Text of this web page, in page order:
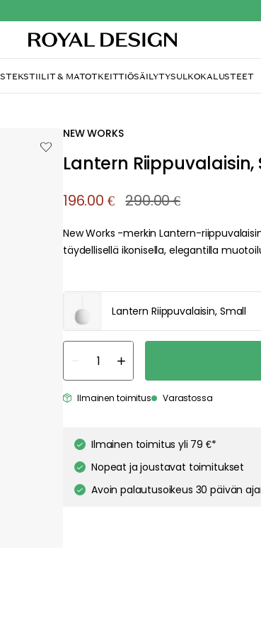
TEKSTIILIT & MATOTKEITTIÖSÄILYTYSULKOKALUSTEET
NEW WORKS
Lantern Riippuvalaisin,
196.00 € 290.00 €
New Works -merkin Lantern-
täydellisellä ikonisella, elegantilla
Lantern Riippuvalaisin, Small
Ilmainen toimitus Varastossa
Ilmainen toimitus yli 79 €*
Nopeat ja joustavat toimitukset
Avoin palautusoikeus 30 päivän
content and ads, and to analyze our traffic. You have
essential cookies while using our site. However, blocking
Our privacy policy
Accept All Cookies
Cookie Settings